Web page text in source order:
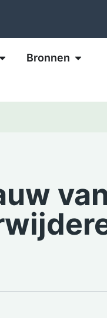
Bronnen